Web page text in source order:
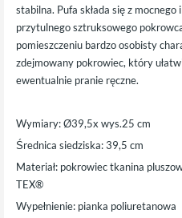
stabilna. Pufa składa się z
przytulnego sztruksowego
pomieszczeniu bardzo osobisty
zdejmowany pokrowiec, który
ewentualnie pranie ręczne.
Wymiary: Ø39,5x wys.25 cm
Średnica siedziska: 39,5 cm
Materiał: pokrowiec tkanina
TEX®
Wypełnienie: pianka poliuretanowa